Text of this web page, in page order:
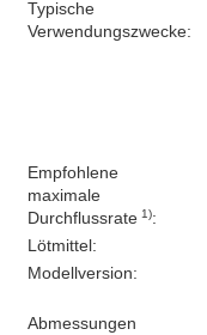
Typische
Verwendungszwecke:
Empfohlene
maximale
Durchflussrate 1):
Lötmittel:
Modellversion:
Abmessungen